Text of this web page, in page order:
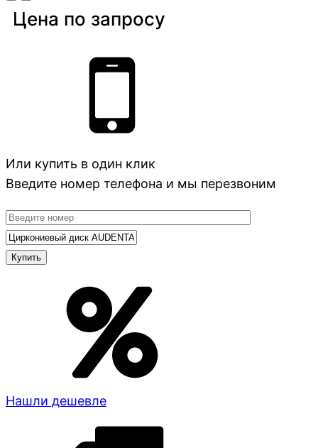
Цена по запросу
Или купить в один клик
Введите номер телефона и мы перезвоним
Нашли дешевле